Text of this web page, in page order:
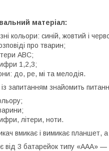
матеріал:
кольори: синій, жовтий і
про тварин;
ABC;
1,2,3;
до, ре, мі та мелодія.
із запитанням знайомить
літери, ноти.
вмикає і вимикає планшет,
від 3 батарейок типу «ААА» —